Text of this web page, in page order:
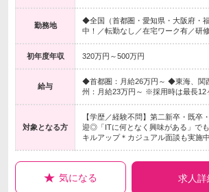
勤務地
◆全国（首都圏・愛知県・大阪府・
中！／転勤なし／在宅ワーク有／研
初年度年収 320万円～500万円
給与
◆首都圏：月給26万円～ ◆東海、関
州：月給23万円～ ※採用時は最長12
対象となる方
【学歴／経験不問】第二新卒・既卒
迎◎「ITに何となく興味がある」で
キルアップ＊カジュアル面談も実施
気になる 求人詳